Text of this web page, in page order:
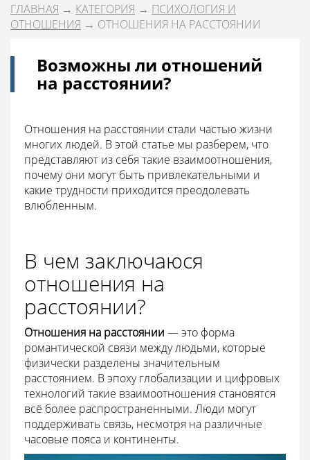
ГЛАВНАЯ → КАТЕГОРИЯ → ПСИХОЛОГИЯ И
ОТНОШЕНИЯ → ОТНОШЕНИЯ НА РАССТОЯНИИ
Возможны ли отношений
на расстоянии?
Отношения на расстоянии стали частью жизни
многих людей. В этой статье мы разберем, что
представляют из себя такие взаимоотношения,
почему они могут быть привлекательными и
какие трудности приходится преодолевать
влюбленным.
В чем заключаюся
отношения на
расстоянии?
Отношения на расстоянии — это форма
романтической связи между людьми, которые
физически разделены значительным
расстоянием. В эпоху глобализации и цифровых
технологий такие взаимоотношения становятся
всё более распространенными. Люди могут
поддерживать связь, несмотря на различные
часовые пояса и континенты.